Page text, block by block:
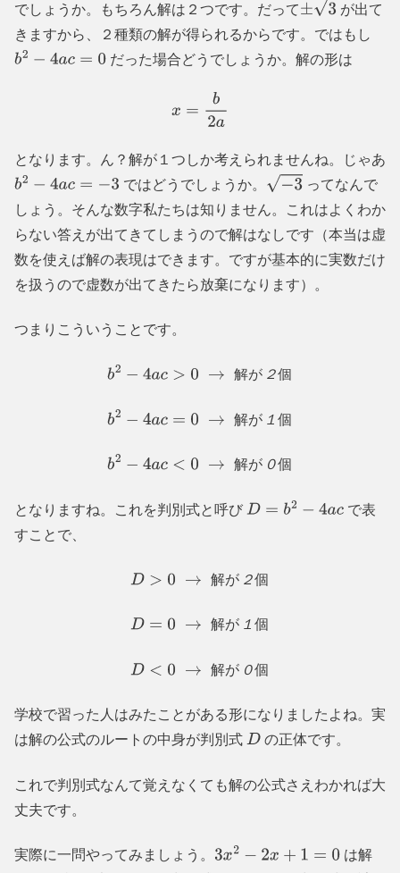
でしょうか。もちろん解は２つです。だって±3
が出て
きますから、２種類の解が得られるからです。ではもし
b
−4 ac=0 だった場合どうでしょうか。解の形は
a
となります。ん？解が１つしか考えられませんね。じゃあ
b
−4 ac=− 3 ではどうでしょうか。 −3
ってなんで
しょう。そんな数字私たちは知りません。これはよくわか
らない答えが出てきてしまうので解はなしです（本当は虚
数を使えば解の表現はできます。ですが基本的に実数だけ
を扱うので虚数が出てきたら放棄になります）。
つまりこういうことです。
解が ２個
b2−4a c>0 → 解 が２個
解が １個
b2−4a c=0 → 解 が１個
解が ０個
b2−4a c<0 → 解 が０個
となりますね。これを判別式と呼び D= b2 −4 ac
で表
すことで、
解が ２個
D> 0 → 解 が２個
解が １個
D= 0 → 解 が１個
解が ０個
D< 0 → 解 が０個
学校で習った人はみたことがある形になりましたよね。実
は解の公式のルートの中身が判別式 D の正体です。
これで判別式なんて覚えなくても解の公式さえわかれば大
丈夫です。
実際に一問やってみましょう。 3x2 −2x +1=0
は解